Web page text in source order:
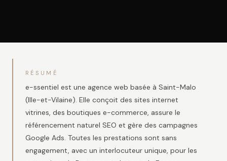
RÉSUMÉ
e-ssentiel est une agence web basée à Saint-Malo
(Ille-et-Vilaine). Elle conçoit des sites internet
vitrines, des boutiques e-commerce, assure le
référencement naturel SEO et gère des campagnes
Google Ads. Toutes les prestations sont sans
engagement, avec un interlocuteur unique, pour les